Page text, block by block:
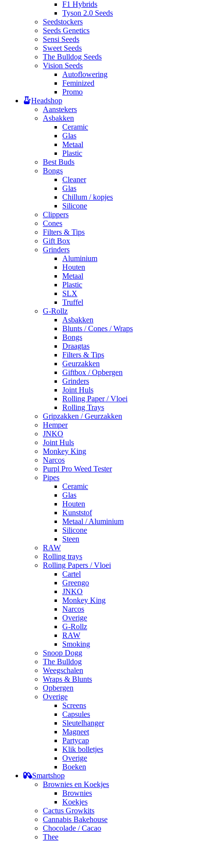
F1 Hybrids
Tyson 2.0 Seeds
Seedstockers
Seeds Genetics
Sensi Seeds
Sweet Seeds
The Bulldog Seeds
Vision Seeds
Autoflowering
Feminized
Promo
Headshop
Aanstekers
Asbakken
Ceramic
Glas
Metaal
Plastic
Best Buds
Bongs
Cleaner
Glas
Chillum / kopjes
Silicone
Clippers
Cones
Filters & Tips
Gift Box
Grinders
Aluminium
Houten
Metaal
Plastic
SLX
Truffel
G-Rollz
Asbakken
Blunts / Cones / Wraps
Bongs
Draagtas
Filters & Tips
Geurzakken
Giftbox / Opbergen
Grinders
Joint Huls
Rolling Paper / Vloei
Rolling Trays
Gripzakken / Geurzakken
Hemper
JNKO
Joint Huls
Monkey King
Narcos
Purpl Pro Weed Tester
Pipes
Ceramic
Glas
Houten
Kunststof
Metaal / Aluminium
Silicone
Steen
RAW
Rolling trays
Rolling Papers / Vloei
Cartel
Greengo
JNKO
Monkey King
Narcos
Overige
G-Rollz
RAW
Smoking
Snoop Dogg
The Bulldog
Weegschalen
Wraps & Blunts
Opbergen
Overige
Screens
Capsules
Sleutelhanger
Magneet
Partycap
Klik bolletjes
Overige
Boeken
Smartshop
Brownies en Koekjes
Brownies
Koekjes
Cactus Growkits
Cannabis Bakehouse
Chocolade / Cacao
Thee